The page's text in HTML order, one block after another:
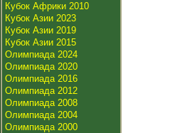
Кубок Африки 2010
Кубок Азии 2023
Кубок Азии 2019
Кубок Азии 2015
Олимпиада 2024
Олимпиада 2020
Олимпиада 2016
Олимпиада 2012
Олимпиада 2008
Олимпиада 2004
Олимпиада 2000